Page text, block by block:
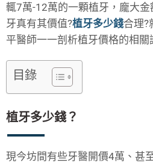
輒7萬-12萬的一顆植牙，龐大
牙真有其價值?植牙多少錢合理?
平醫師一一剖析植牙價格的相關
目錄
植牙多少錢？
現今坊間有些牙醫開價4萬、甚